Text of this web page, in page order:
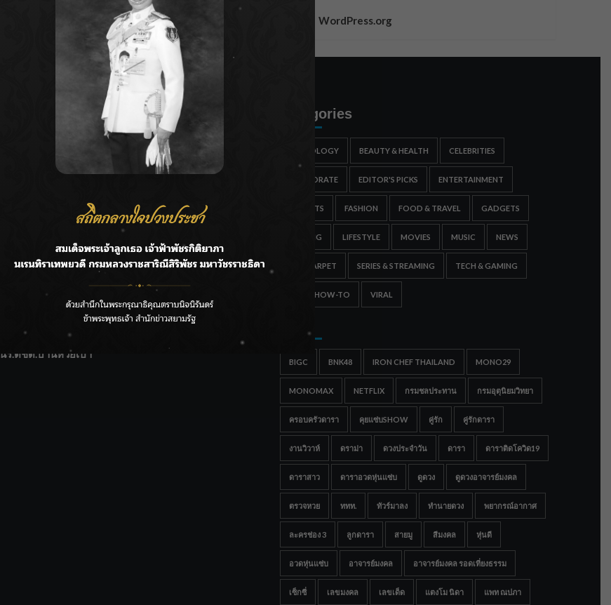
WordPress.org
ลุยไม่หยุด!! กรมชลฯ เร่งเคลียร์ผักตบชวา-ติดตั้งเครื่องสูบน้ำ
Malaysia พร้อมโชว์สุดประทับใจ
“สุริยะ” สั่งกรมชลฯ เฝ้าระวังน้ำ 24 ชม. รับมือฝนสิงหาคม
บริหารเชิงรุกลดเสี่ยงน้ำท่วม
เปิดตัวซิงเกิลเดบิวต์ “CGM48” รุ่นที่ 5 “รถไฟแห่งความหวัง”
แฟนคลับส่งกำลังใจแน่น! ณ เซ็นทรัลเชียงใหม่ แอร์พอร์ต
จากดอยห่างไกลสู่คลังโปรตีนสัตว์น้ำ ยกระดับคุณภาพชีวิต
นร.ตชด.บ้านห้วยเป้า
Categories
ASTROLOGY BEAUTY & HEALTH CELEBRITIES
CORPORATE EDITOR'S PICKS ENTERTAINMENT
ESPORTS FASHION FOOD & TRAVEL GADGETS
GAMING LIFESTYLE MOVIES MUSIC NEWS
RED CARPET SERIES & STREAMING TECH & GAMING
TIPS & HOW-TO VIRAL
BIGC BNK48 IRON CHEF THAILAND MONO29
MONOMAX NETFLIX กรมชลประทาน กรมอุตุนิยมวิทยา
ครอบครัวดารา คุยแซ่บSHOW คู่รัก คู่รักดารา
งานวิวาห์ ดราม่า ดวงประจำวัน ดารา ดาราติดโควิด19
ดาราสาว ดาราอวดหุ่นแซ่บ ดูดวง ดูดวงอาจารย์มงคล
ตรวจหวย ททท. ทัวร์มาลง ทำนายดวง พยากรณ์อากาศ
ละครช่อง 3 ลูกดารา สายมู สีมงคล หุ่นดี
อวดหุ่นแซ่บ อาจารย์มงคล อาจารย์มงคล รอดเที่ยงธรรม
เซ็กซี่ เลขมงคล เลขเด็ด แตงโม นิดา แพท ณปภา